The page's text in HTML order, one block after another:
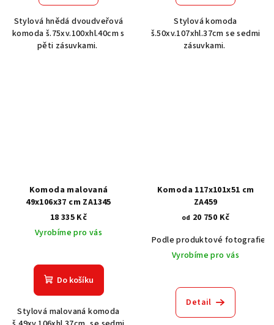
Stylová hnědá dvoudveřová
komoda š.75xv.100xhl.40cm s
pěti zásuvkami.
Stylová komoda
š.50xv.107xhl.37cm se sedmi
zásuvkami.
Komoda malovaná
49x106x37 cm ZA1345
18 335 Kč
Vyrobíme pro vás
Do košíku
Stylová malovaná komoda
Komoda 117x101x51 cm
ZA459
od 20 750 Kč
Podle produktové fotografie
Vyrobíme pro vás
Detail